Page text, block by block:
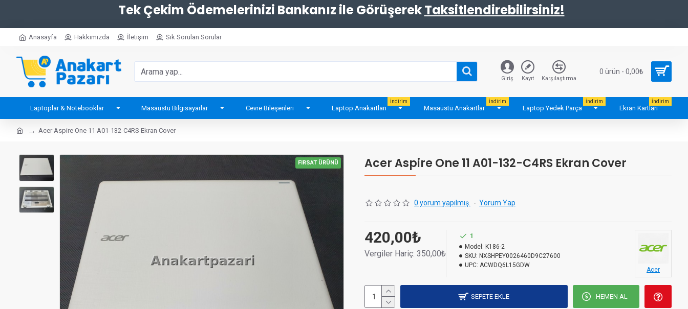
Tek Çekim Ödemelerinizi Bankanız ile GörüşerekTaksitlendirebilirsiniz!
Anasayfa Hakkımızda İletişim Sık Sorulan Sorular
Giriş Kayıt Karşılaştırma
0 ürün - 0,00₺
Laptoplar & Notebooklar Masaüstü Bilgisayarlar Cevre Bileşenleri Laptop Anakartları
İndirim
Masaüstü Anakartlar
İndirim
Laptop Yedek Parça
İndirim
Ekran Kartları
İndirim
Acer Aspire One 11 A01-132-C4RS Ekran Cover
FIRSAT ÜRÜNÜ Acer Aspire One 11 A01-132-C4RS Ekran Cover
0 yorum yapılmış. - Yorum Yap
420,00₺
Vergiler Hariç: 350,00₺
1
Model: K186-2
SKU: NXSHPEY0026460D9C27600
UPC: ACWDQ6L15GDW
Acer
SEPETE EKLE HEMEN AL